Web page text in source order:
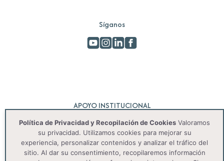
Síganos
APOYO INSTITUCIONAL
Política de Privacidad y Recopilación de Cookies Valoramos
su privacidad. Utilizamos cookies para mejorar su
experiencia, personalizar contenidos y analizar el tráfico del
sitio. Al dar su consentimiento, recopilaremos información